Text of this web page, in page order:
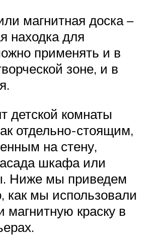
магнитная доска –
находка для
применять и в
зоне, и в
детской комнаты
отдельно-стоящим,
на стену,
шкафа или
Ниже мы приведем
как мы использовали
магнитную краску в